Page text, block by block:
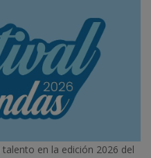
en la edición 2026 del